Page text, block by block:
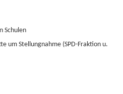
Schulen
um Stellungnahme (SPD-Fraktion u.